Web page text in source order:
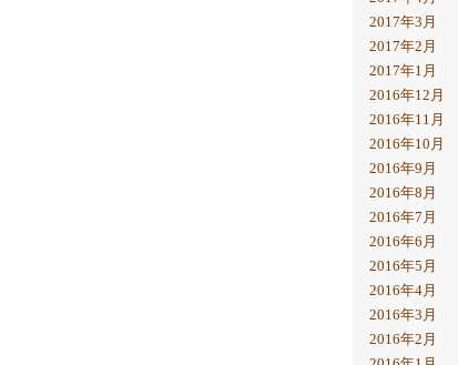
2017年3月
2017年2月
2017年1月
2016年12月
2016年11月
2016年10月
2016年9月
2016年8月
2016年7月
2016年6月
2016年5月
2016年4月
2016年3月
2016年2月